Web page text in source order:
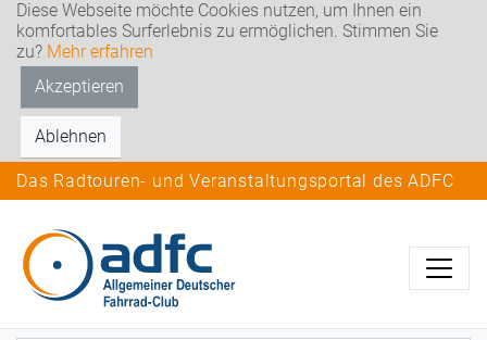
Diese Webseite möchte Cookies nutzen, um Ihnen ein
komfortables Surferlebnis zu ermöglichen. Stimmen Sie
zu? Mehr erfahren
Akzeptieren
Ablehnen
Das Radtouren- und Veranstaltungsportal des ADFC